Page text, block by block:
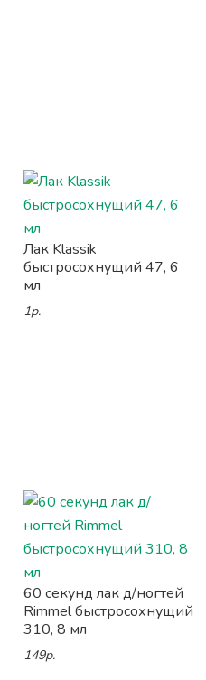
Лак Klassik
быстросохнущий 47, 6
мл
1р.
60 секунд лак д/ногтей
Rimmel быстросохнущий
310, 8 мл
149р.